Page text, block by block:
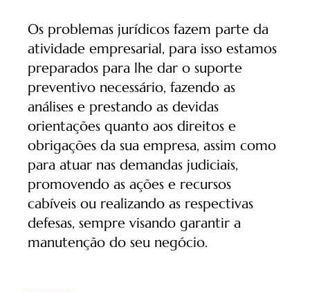
Os problemas jurídicos fazem parte da
atividade empresarial, para isso estamos
preparados para lhe dar o suporte
preventivo necessário, fazendo as
análises e prestando as devidas
orientações quanto aos direitos e
obrigações da sua empresa, assim como
para atuar nas demandas judiciais,
promovendo as ações e recursos
cabíveis ou realizando as respectivas
defesas, sempre visando garantir a
manutenção do seu negócio.